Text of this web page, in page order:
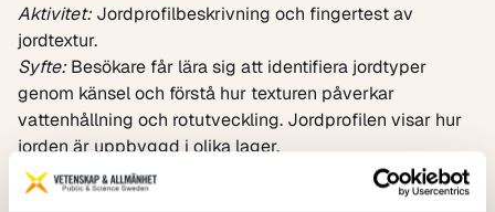
Aktivitet:Jordprofilbeskrivning och fingertest av
jordtextur.
Syfte:Besökare får lära sig att identifiera jordtyper
genom känsel och förstå hur texturen påverkar
vattenhållning och rotutveckling. Jordprofilen visar hur
jorden är uppbyggd i olika lager.
Vad man kan förvänta sig:
besökare får känna på och
jämföra jordprover samt observera synliga skillnader